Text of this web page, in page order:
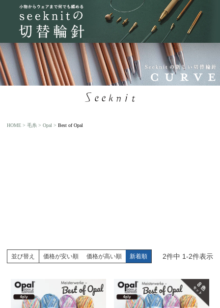
HOME 毛糸 Opal Best of Opal
並び替え 価格が安い順 価格が高い順 新着順 2件中 1-2件表示